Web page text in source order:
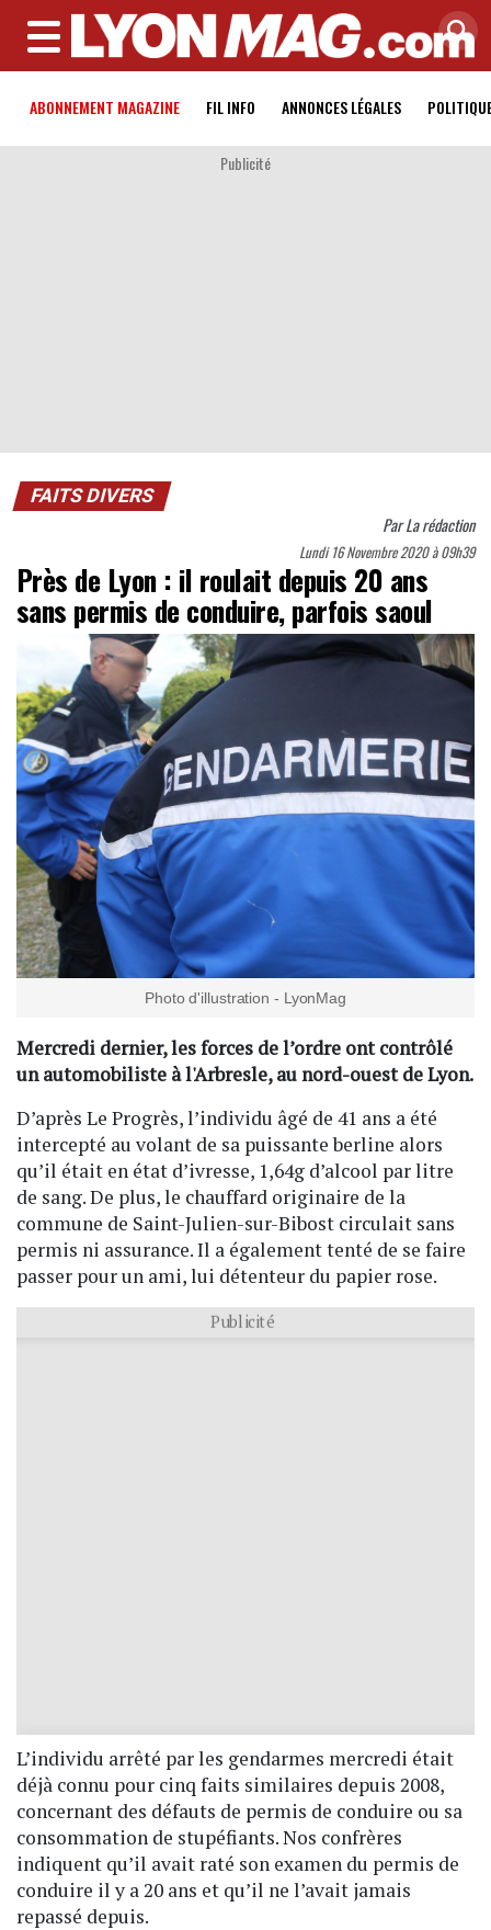
MENU
ABONNEMENT MAGAZINE FIL INFO ANNONCES LÉGALES
Publicité
FAITS DIVERS
ParLa rédaction
Lundi 16 Novembre 2020 à 09h39
Près de Lyon : il roulait depuis 20 ans
sans permis de conduire, parfois saoul
Photo d'illustration - LyonMag
Mercredi dernier, les forces de l’ordre ont contrôlé
un automobiliste à l'Arbresle, au nord-ouest de Lyon.
D’après Le Progrès, l’individu âgé de 41 ans a été
intercepté au volant de sa puissante berline alors
qu’il était en état d’ivresse, 1,64g d’alcool par litre
de sang. De plus, le chauffard originaire de la
commune de Saint-Julien-sur-Bibost circulait sans
permis ni assurance. Il a également tenté de se faire
passer pour un ami, lui détenteur du papier rose.
Publicité
L’individu arrêté par les gendarmes mercredi était
déjà connu pour cinq faits similaires depuis 2008,
concernant des défauts de permis de conduire ou sa
consommation de stupéfiants. Nos confrères
indiquent qu’il avait raté son examen du permis de
conduire il y a 20 ans et qu’il ne l’avait jamais
repassé depuis.